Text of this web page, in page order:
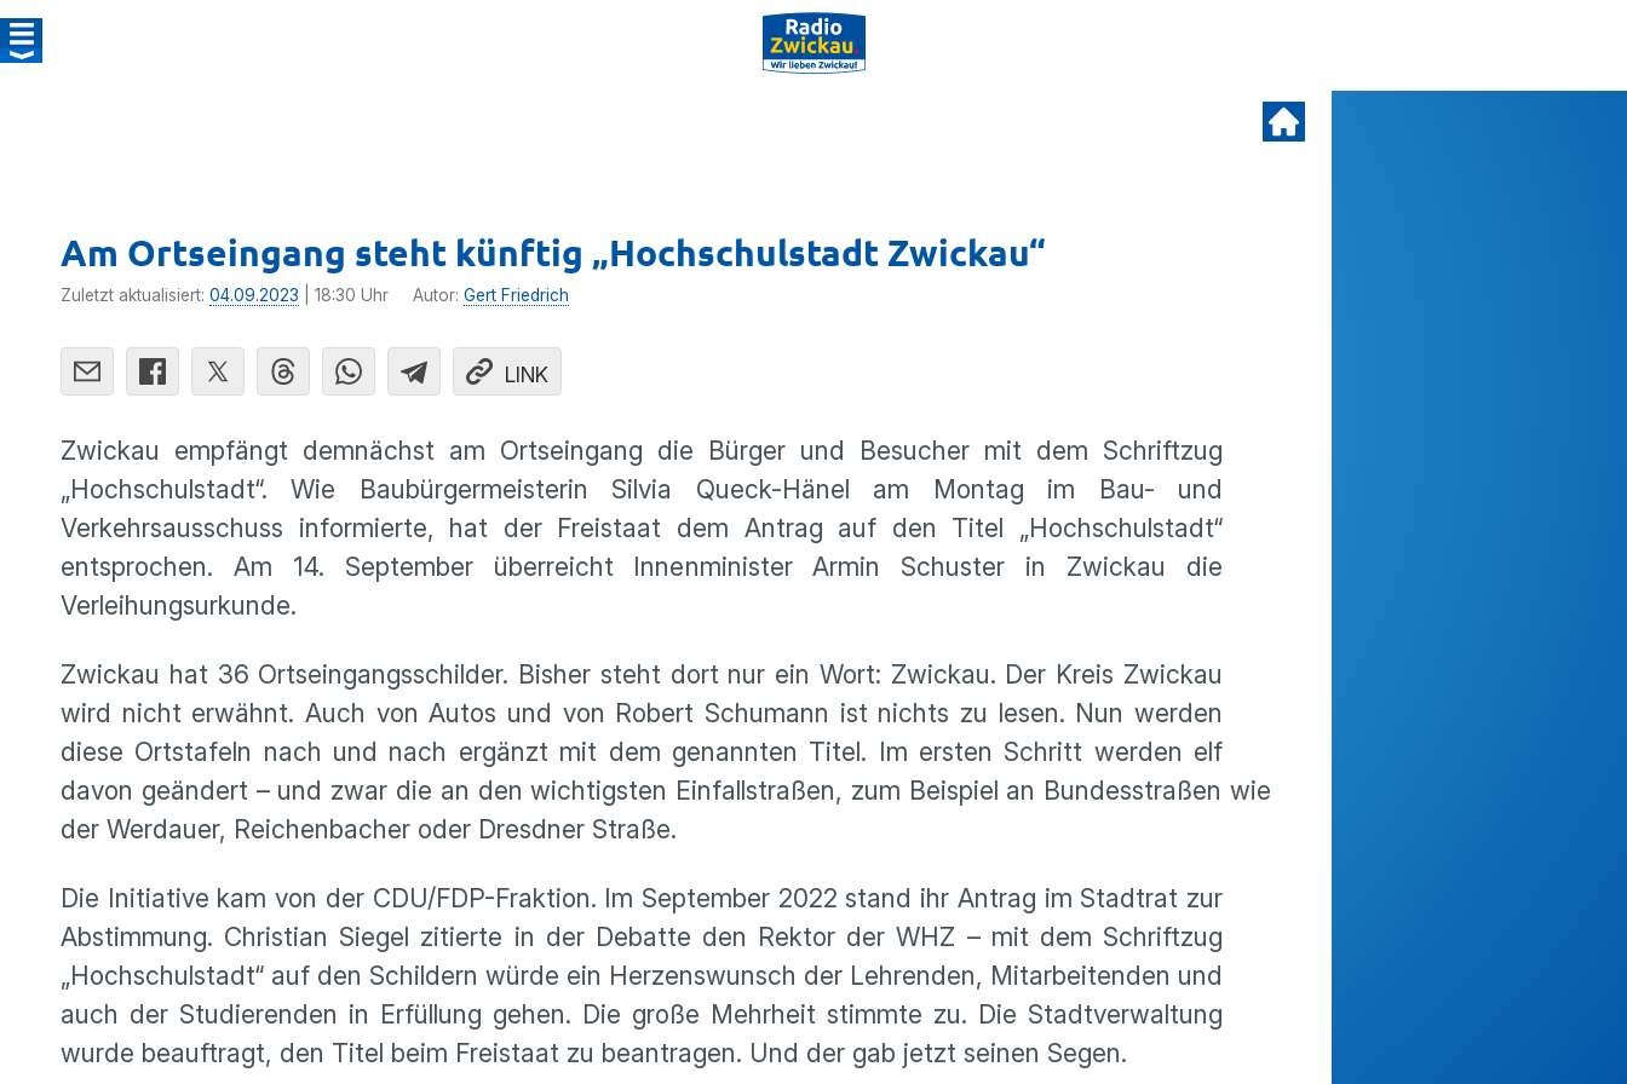
Am Ortseingang steht künftig „Hochschulstadt Zwickau“
Zuletzt aktualisiert: 04.09.2023 | 18:30 Uhr Autor: Gert Friedrich
LINK
Zwickau empfängt demnächst am Ortseingang die Bürger und Besucher mit dem Schriftzug
„Hochschulstadt“. Wie Baubürgermeisterin Silvia Queck-Hänel am Montag im Bau- und
Verkehrsausschuss informierte, hat der Freistaat dem Antrag auf den Titel „Hochschulstadt“
entsprochen. Am 14. September überreicht Innenminister Armin Schuster in Zwickau die
Verleihungsurkunde.
Zwickau hat 36 Ortseingangsschilder. Bisher steht dort nur ein Wort: Zwickau. Der Kreis Zwickau
wird nicht erwähnt. Auch von Autos und von Robert Schumann ist nichts zu lesen. Nun werden
diese Ortstafeln nach und nach ergänzt mit dem genannten Titel. Im ersten Schritt werden elf
davon geändert – und zwar die an den wichtigsten Einfallstraßen, zum Beispiel an Bundesstraßen wie
der Werdauer, Reichenbacher oder Dresdner Straße.
Die Initiative kam von der CDU/FDP-Fraktion. Im September 2022 stand ihr Antrag im Stadtrat zur
Abstimmung. Christian Siegel zitierte in der Debatte den Rektor der WHZ – mit dem Schriftzug
„Hochschulstadt“ auf den Schildern würde ein Herzenswunsch der Lehrenden, Mitarbeitenden und
auch der Studierenden in Erfüllung gehen. Die große Mehrheit stimmte zu. Die Stadtverwaltung
wurde beauftragt, den Titel beim Freistaat zu beantragen. Und der gab jetzt seinen Segen.